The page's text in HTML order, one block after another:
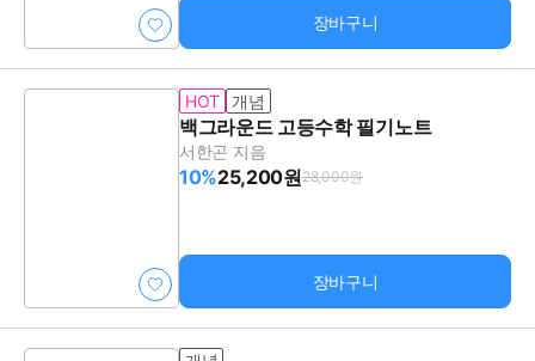
장바구니
HOT 개념
백그라운드 고등수학 필기노트
서한곤 지음
10%25,200원28,000원
장바구니